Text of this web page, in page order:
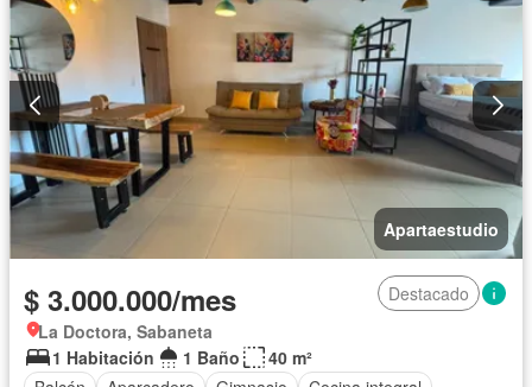
Apartaestudio
$ 3.000.000/mes
Destacado
La Doctora, Sabaneta
1 Habitación
1 Baño
40 m²